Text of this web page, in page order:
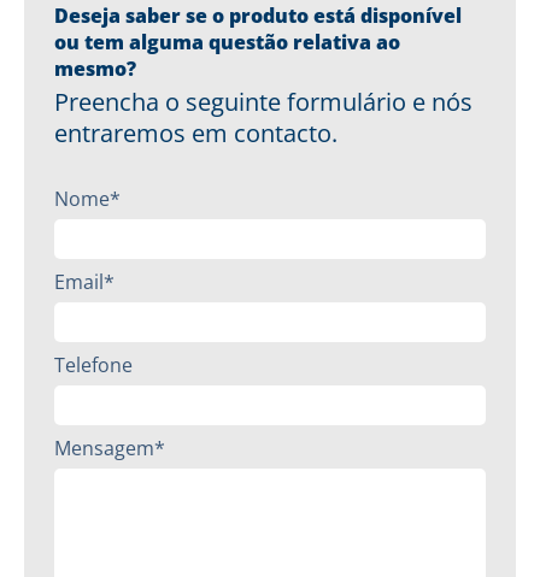
Deseja saber se o produto está disponível
ou tem alguma questão relativa ao
mesmo?
Preencha o seguinte formulário e nós
entraremos em contacto.
Nome*
Email*
Telefone
Mensagem*